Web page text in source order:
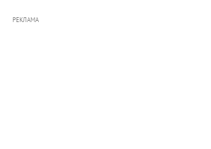
РЕКЛАМА